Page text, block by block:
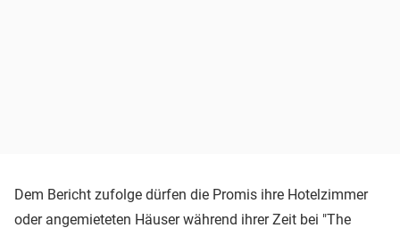
Dem Bericht zufolge dürfen die Promis ihre Hotelzimmer
oder angemieteten Häuser während ihrer Zeit bei "The